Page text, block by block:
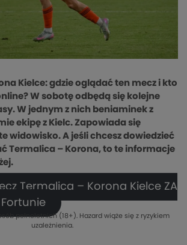
Kielce: gdzie oglądać ten mecz i kto
W sobotę odbędą się kolejne
W jednym z nich beniaminek z
ekipę z Kielc. Zapowiada się
widowisko. A jeśli chcesz dowiedzieć
Termalica – Korona, to te informacje
Termalica – Korona Kielce ZA
Fortunie
pełnoletnich (18+). Hazard wiąże się z ryzykiem
uzależnienia.